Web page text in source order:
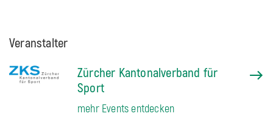
Veranstalter
Zürcher Kantonalverband für
Sport
mehr Events entdecken